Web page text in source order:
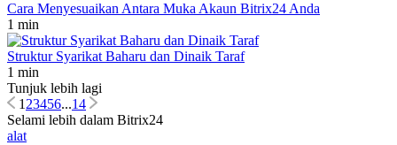
Cara Menyesuaikan Antara Muka Akaun Bitrix24 Anda
1 min
Struktur Syarikat Baharu dan Dinaik Taraf
1 min
Tunjuk lebih lagi
1 23456...14
Selami lebih dalam Bitrix24
alat